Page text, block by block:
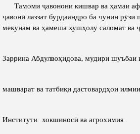
Тамоми ҷавонони кишвар ва ҳамаи
ҷавонӣ лаззат бурдаандро ба чунин рӯзи
мекунам ва ҳамеша хушҳолу саломат ва
Заррина Абдулвоҳидова, мудири шуъбаи
машварат ва татбиқи
Институти хокшиносӣ ва